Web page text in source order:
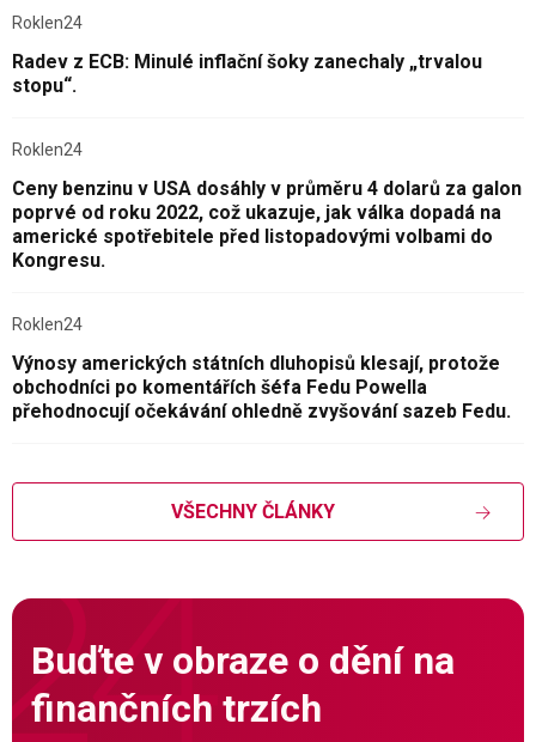
Roklen24
Radev z ECB: Minulé inflační šoky zanechaly „trvalou
stopu“.
Roklen24
Ceny benzinu v USA dosáhly v průměru 4 dolarů za galon
poprvé od roku 2022, což ukazuje, jak válka dopadá na
americké spotřebitele před listopadovými volbami do
Kongresu.
Roklen24
Výnosy amerických státních dluhopisů klesají, protože
obchodníci po komentářích šéfa Fedu Powella
přehodnocují očekávání ohledně zvyšování sazeb Fedu.
VŠECHNY ČLÁNKY
Buďte v obraze o dění na
finančních trzích